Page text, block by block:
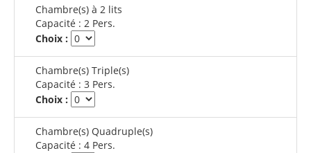
Chambre(s) à 2 lits
Capacité : 2 Pers.
Choix :
Chambre(s) Triple(s)
Capacité : 3 Pers.
Choix :
Chambre(s) Quadruple(s)
Capacité : 4 Pers.